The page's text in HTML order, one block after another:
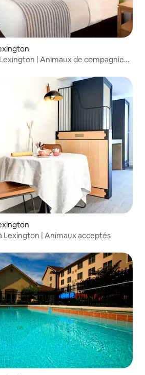
| Animaux de compagnie
Lexington | Animaux acceptés